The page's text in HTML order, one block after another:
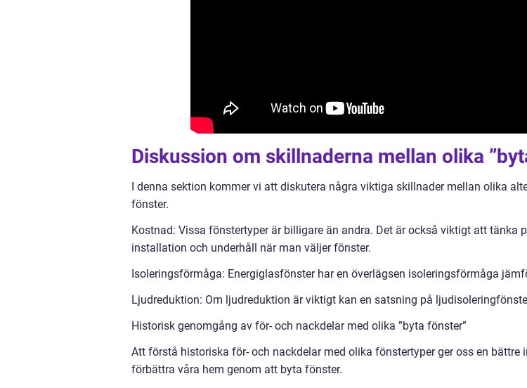
Diskussion om skillnaderna mellan olika
I denna sektion kommer vi att diskutera några viktiga skillnader mellan olika
fönster.
Kostnad: Vissa fönstertyper är billigare än andra. Det är också viktigt att tänka
installation och underhåll när man väljer fönster.
Isoleringsförmåga: Energiglasfönster har en överlägsen isoleringsförmåga
Ljudreduktion: Om ljudreduktion är viktigt kan en satsning på
Historisk genomgång av för- och nackdelar med olika ”byta fönster”
Att förstå historiska för- och nackdelar med olika fönstertyper ger oss en bättre
förbättra våra hem genom att byta fönster.